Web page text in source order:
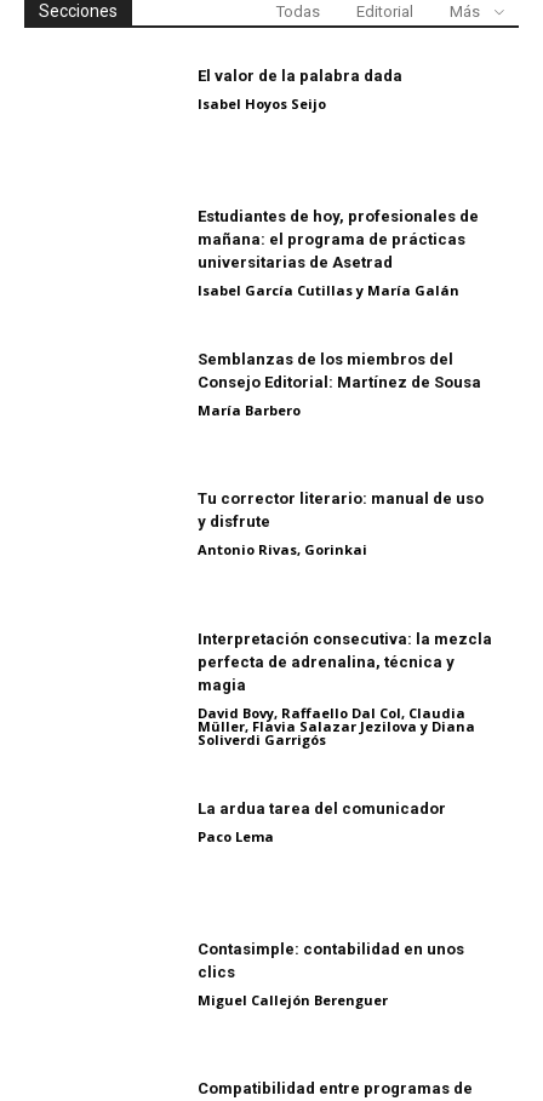
Secciones Todas Editorial Más
El valor de la palabra dada
Isabel Hoyos Seijo
Estudiantes de hoy, profesionales de
mañana: el programa de prácticas
universitarias de Asetrad
Isabel García Cutillas y María Galán
Semblanzas de los miembros del
Consejo Editorial: Martínez de Sousa
María Barbero
Tu corrector literario: manual de uso
y disfrute
Antonio Rivas, Gorinkai
Interpretación consecutiva: la mezcla
perfecta de adrenalina, técnica y
magia
David Bovy, Raffaello Dal Col, Claudia
Müller, Flavia Salazar Jezilova y Diana
Soliverdi Garrigós
La ardua tarea del comunicador
Paco Lema
Contasimple: contabilidad en unos
clics
Miguel Callejón Berenguer
Compatibilidad entre programas de